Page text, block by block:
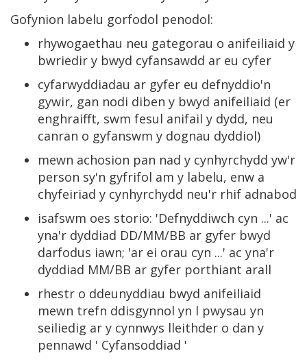
Gofynion labelu gorfodol penodol:
rhywogaethau neu gategorau o anifeiliaid y
bwriedir y bwyd cyfansawdd ar eu cyfer
cyfarwyddiadau ar gyfer eu defnyddio'n
gywir, gan nodi diben y bwyd anifeiliaid (er
enghraifft, swm fesul anifail y dydd, neu
canran o gyfanswm y dognau dyddiol)
mewn achosion pan nad y cynhyrchydd yw'r
person sy'n gyfrifol am y labelu, enw a
chyfeiriad y cynhyrchydd neu'r rhif adnabod
isafswm oes storio: 'Defnyddiwch cyn ...' ac
yna'r dyddiad DD/MM/BB ar gyfer bwyd
darfodus iawn; 'ar ei orau cyn ...' ac yna'r
dyddiad MM/BB ar gyfer porthiant arall
rhestr o ddeunyddiau bwyd anifeiliaid
mewn trefn ddisgynnol yn l pwysau yn
seiliedig ar y cynnwys lleithder o dan y
pennawd ' Cyfansoddiad '